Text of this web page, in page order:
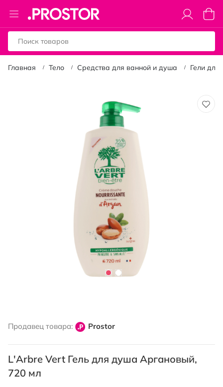
Toggle
Nav
Моя
Главная Тело Средства для ванной и душа Гели
началу
изображений
Продавец товара: Prostor
L'Arbre Vert Гель для душа Аргановый,
720 мл